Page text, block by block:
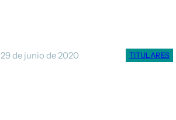
29 de junio de 2020 TITULARES